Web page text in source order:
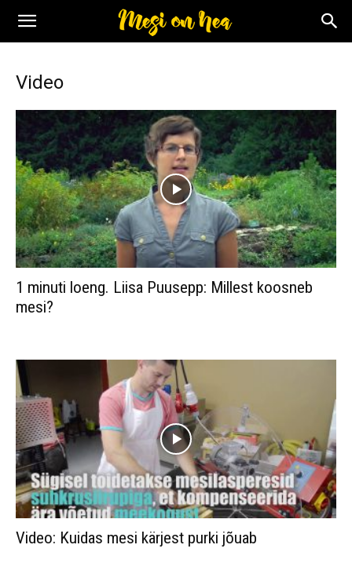
Video
1 minuti loeng. Liisa Puusepp: Millest koosneb
mesi?
Video: Kuidas mesi kärjest purki jõuab